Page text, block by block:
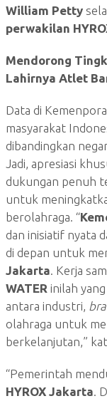
William Petty
perwakilan
Mendorong
Lahirnya Atlet
Data di
masyarakat
dibandingkan
Jadi, apresiasi
dukungan penuh
untuk
berolahraga. “
dan inisiatif nyata
di depan untuk
Jakarta . Kerja
WATER inilah
antara industri,
olahraga untuk
berkelanjutan,”
“Pemerintah
HYROX Jakarta .